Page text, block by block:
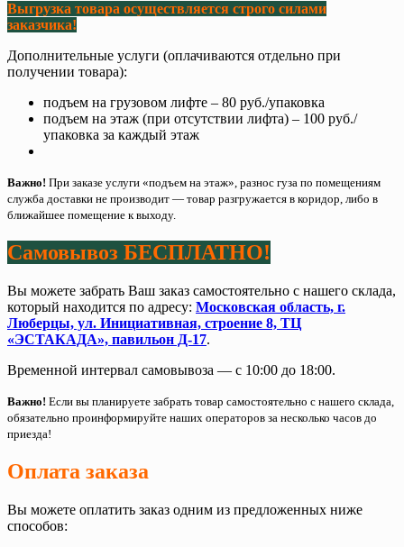
Выгрузка товара осуществляется строго силами
заказчика!
Дополнительные услуги (оплачиваются отдельно при
получении товара):
подъем на грузовом лифте – 80 руб./упаковка
подъем на этаж (при отсутствии лифта) – 100 руб./
упаковка за каждый этаж
Важно! При заказе услуги «подъем на этаж», разнос гуза по помещениям
служба доставки не производит — товар разгружается в коридор, либо в
ближайшее помещение к выходу.
Самовывоз БЕСПЛАТНО!
Вы можете забрать Ваш заказ самостоятельно с нашего склада,
который находится по адресу: Московская область, г.
Люберцы, ул. Инициативная, строение 8, ТЦ
«ЭСТАКАДА», павильон Д-17.
Временной интервал самовывоза — с 10:00 до 18:00.
Важно! Если вы планируете забрать товар самостоятельно с нашего склада,
обязательно проинформируйте наших операторов за несколько часов до
приезда!
Оплата заказа
Вы можете оплатить заказ одним из предложенных ниже
способов: